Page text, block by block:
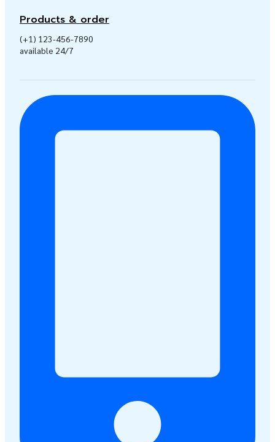
Products & order
(+1) 123-456-7890
available 24/7